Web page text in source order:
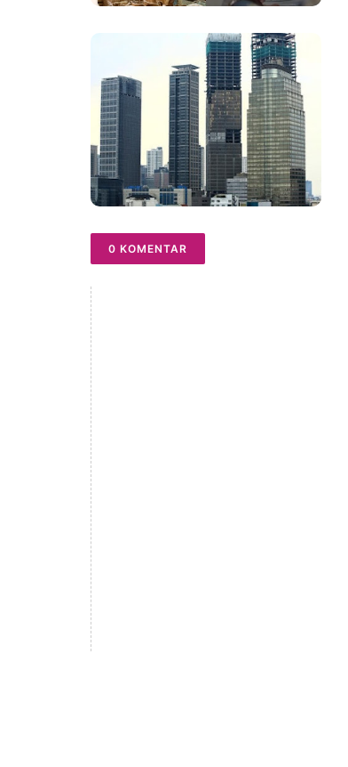
0 KOMENTAR